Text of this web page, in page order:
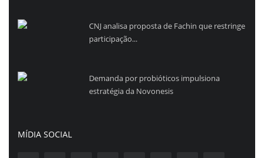
CNJ analisa proposta de Fachin que restringe
participação...
Demanda por probióticos impulsiona
estratégia da Novonesis
MÍDIA SOCIAL